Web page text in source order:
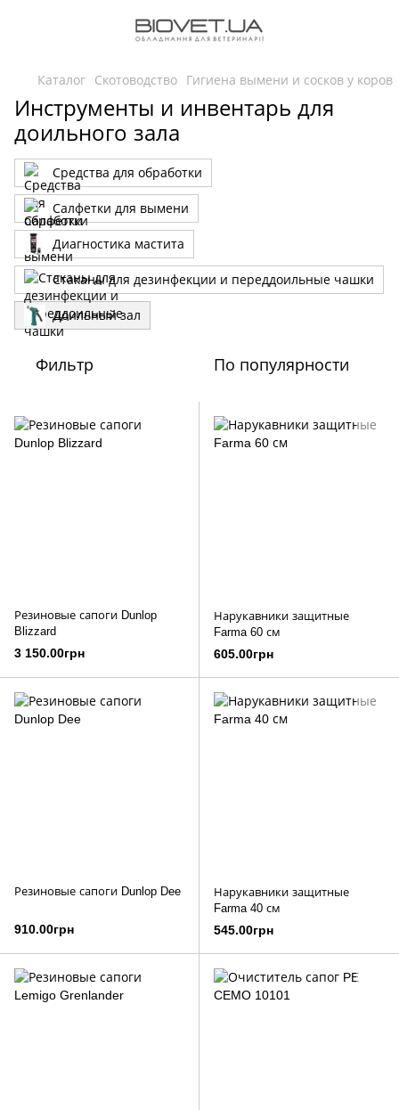
Каталог Скотоводство Гигиена вымени и сосков у коров
Инструменты и инвентарь для
доильного зала
Средства для обработки
Салфетки для вымени
Диагностика мастита
Стаканы для дезинфекции и переддоильные чашки
Доильный зал
Фильтр По популярности
Резиновые сапоги Dunlop
Blizzard
3 150.00грн
Нарукавники защитные
Farma 60 см
605.00грн
Резиновые сапоги Dunlop Dee
910.00грн
Нарукавники защитные
Farma 40 см
545.00грн